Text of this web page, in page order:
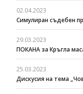
02.04.2023
Симулиран съдебен
29.03.2023
ПОКАНА за Кръгла
25.03.2023
Дискусия на тема